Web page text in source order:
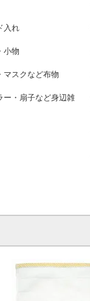
入れ
小物
マスクなど布物
ー・扇子など身辺雑